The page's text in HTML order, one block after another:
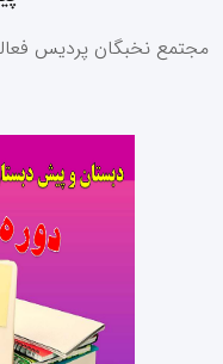
مجتمع نخبگان پردیس